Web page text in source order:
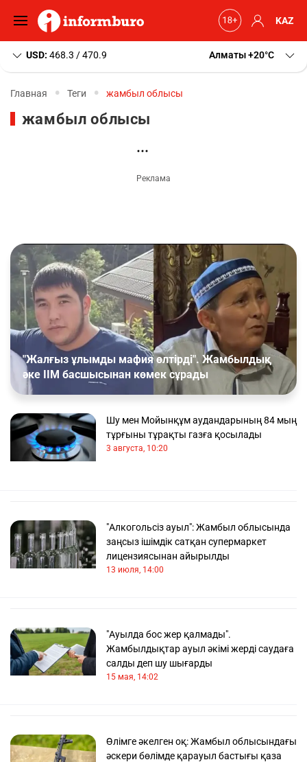
KAZ
USD: 468.3 / 470.9 Алматы+20 C
Главная Теги жамбыл облысы
жамбыл облысы
"Жалғыз ұлымды мафия өлтірді". Жамбылдық
әке ІІМ басшысынан көмек сұрады
Шу мен Мойынқұм аудандарының 84 мың
тұрғыны тұрақты газға қосылады
3 августа, 10:20
"Алкогольсіз ауыл": Жамбыл облысында
заңсыз ішімдік сатқан супермаркет
лицензиясынан айырылды
13 июля, 14:00
"Ауылда бос жер қалмады".
Жамбылдықтар ауыл әкімі жерді саудаға
салды деп шу шығарды
15 мая, 14:02
Өлімге әкелген оқ: Жамбыл облысындағы
әскери бөлімде қарауыл бастығы қаза